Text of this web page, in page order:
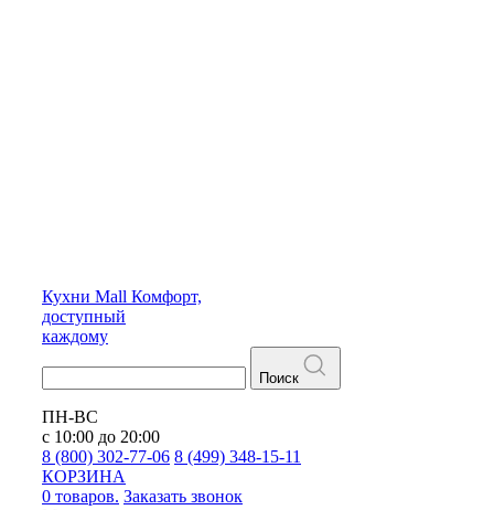
Кухни Mall Комфорт,
доступный
каждому
Поиск
ПН-ВС
с 10:00 до 20:00
8 (800) 302-77-06 8 (499) 348-15-11
КОРЗИНА
0 товаров. Заказать звонок